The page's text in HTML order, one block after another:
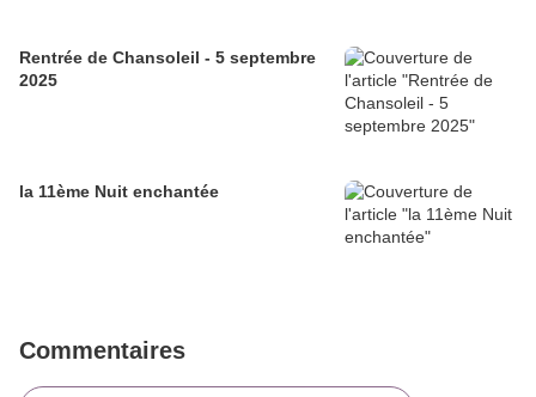
Rentrée de Chansoleil - 5 septembre
2025
la 11ème Nuit enchantée
Commentaires